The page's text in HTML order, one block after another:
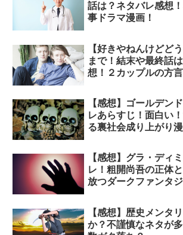
話は？ネタバレ感想
事ドラマ漫画！
【好きやねんけどど
まで！結末や最終話
想！２カップルの方言
【感想】ゴールデン
レあらすじ！面白い
る裏社会成り上がり漫
【感想】グラ・ディ
レ！粗開尚吾の正体
放つダークファンタジ
【感想】歴史メンタ
か？不謹慎なネタが